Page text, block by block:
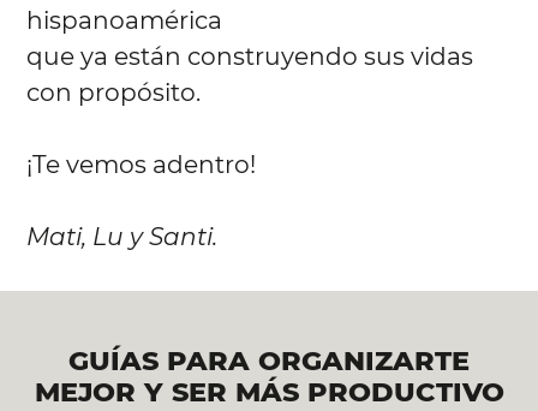
hispanoamérica
que ya están construyendo sus vidas
con propósito.
¡Te vemos adentro!
Mati, Lu y Santi.
GUÍAS PARA ORGANIZARTE
MEJOR Y SER MÁS PRODUCTIVO